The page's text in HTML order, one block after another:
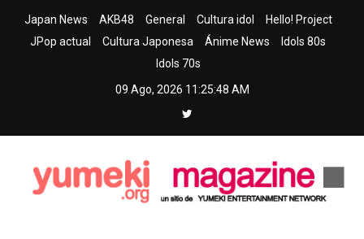
Japan News AKB48 General Cultura idol
Hello! Project
JPop actual
Cultura Japonesa Ánime News
Idols 80s
Idols 70s
09 Ago, 2026 11:25:50 AM